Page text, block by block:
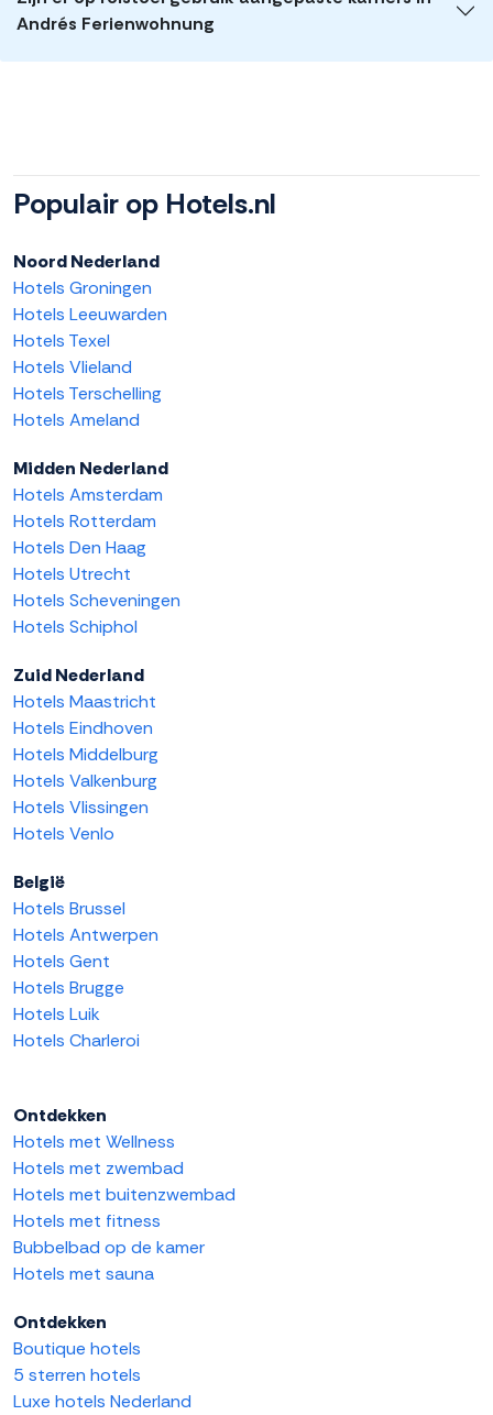
Andrés Ferienwohnung
Populair op Hotels.nl
Noord Nederland
Hotels Groningen
Hotels Leeuwarden
Hotels Texel
Hotels Vlieland
Hotels Terschelling
Hotels Ameland
Midden Nederland
Hotels Amsterdam
Hotels Rotterdam
Hotels Den Haag
Hotels Utrecht
Hotels Scheveningen
Hotels Schiphol
Zuid Nederland
Hotels Maastricht
Hotels Eindhoven
Hotels Middelburg
Hotels Valkenburg
Hotels Vlissingen
Hotels Venlo
België
Hotels Brussel
Hotels Antwerpen
Hotels Gent
Hotels Brugge
Hotels Luik
Hotels Charleroi
Ontdekken
Hotels met Wellness
Hotels met zwembad
Hotels met buitenzwembad
Hotels met fitness
Bubbelbad op de kamer
Hotels met sauna
Ontdekken
Boutique hotels
5 sterren hotels
Luxe hotels Nederland